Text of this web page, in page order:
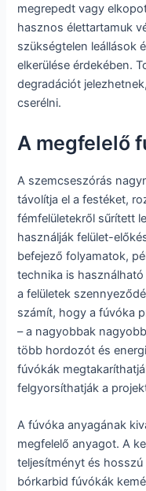
megrepedt vagy
hasznos élettartamuk
szükségtelen leállások
elkerülése érdekében.
degradációt
cserélni.
A megfelelő
A szemcseszórás
távolítja el a festéket,
fémfelületekről sűrített
használják felület-
befejező folyamatok,
technika is
a felületek
számít, hogy a fúvóka
– a nagyobbak
több hordozót és
fúvókák
felgyorsíthatják a
A fúvóka anyagának
megfelelő anyagot. A
teljesítményt és
bórkarbid fúvókák